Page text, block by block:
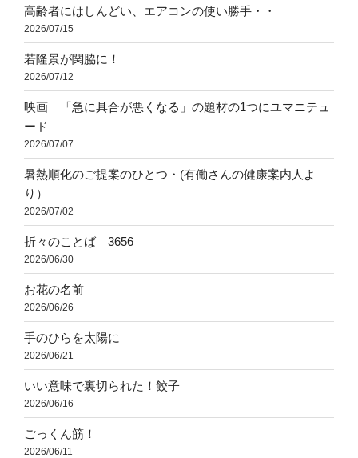
高齢者にはしんどい、エアコンの使い勝手・・
2026/07/15
若隆景が関脇に！
2026/07/12
映画 「急に具合が悪くなる」の題材の1つにユマニテュ
ード
2026/07/07
暑熱順化のご提案のひとつ・(有働さんの健康案内人よ
り）
2026/07/02
折々のことば 3656
2026/06/30
お花の名前
2026/06/26
手のひらを太陽に
2026/06/21
いい意味で裏切られた！餃子
2026/06/16
ごっくん筋！
2026/06/11